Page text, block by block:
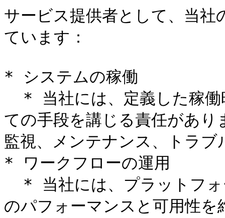
サービス提供者として、当社
ています：
* システムの稼働
ての手段を講じる責任があ
監視、メンテナンス、トラ
* ワークフローの運用
のパフォーマンスと可用性